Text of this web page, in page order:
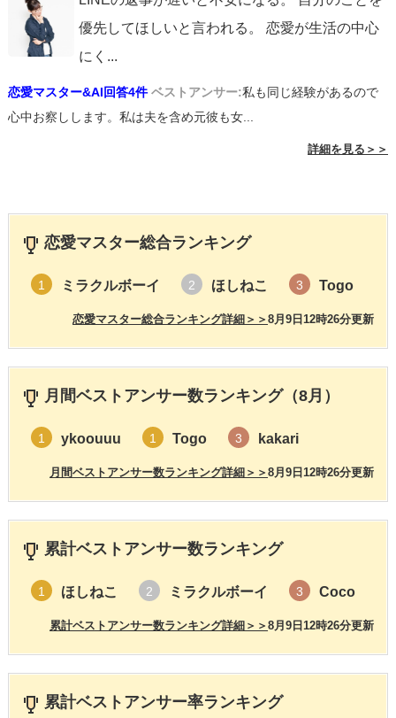
優先してほしいと言われる。 恋愛が生活の中心
にく ...
恋愛マスター&AI回答4件 ベストアンサー:私も同じ経験があるので
心中お察しします。私は夫を含め元彼も女...
詳細を見る＞＞
恋愛マスター総合ランキング
1 ミラクルボーイ 2 ほしねこ 3 Togo
8月9日12時26分更新
恋愛マスター総合ランキング詳細＞＞
月間ベストアンサー数ランキング（8月）
1 ykoouuu 1 Togo 3 kakari
8月9日12時26分更新
月間ベストアンサー数ランキング詳細＞＞
累計ベストアンサー数ランキング
1 ほしねこ 2 ミラクルボーイ 3 Coco
8月9日12時26分更新
累計ベストアンサー数ランキング詳細＞＞
累計ベストアンサー率ランキング